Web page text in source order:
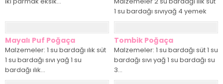
1 su bardağı sıvıyağ 4 yemek
kaşığı şeker 2...
Mayalı Puf Poğaça
Malzemeler: 1 su bardağı ılık süt
1 su bardağı sıvı yağ 1 su
bardağı ılık...
Tombik Poğaça
Malzemeler: 1 su bardağı süt 1 su
bardağı sıvı yağ 1 su bardağı su
3...